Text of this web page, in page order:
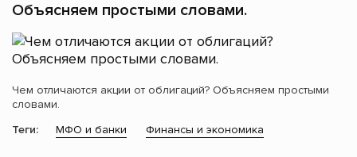
Объясняем простыми словами.
Чем отличаются акции от облигаций? Объясняем простыми
словами.
Теги:
МФО и банки Финансы и экономика